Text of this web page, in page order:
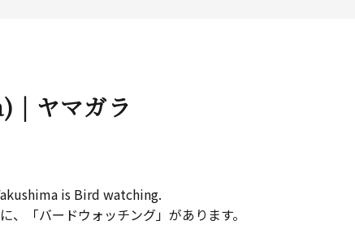
| ヤマガラ
is Bird watching.
、「バードウォッチング」があります。